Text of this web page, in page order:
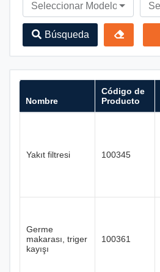
Seleccionar Modelo de
Búsqueda
Nombre
Código de
Producto
Yakıt filtresi 100345
Germe
makarası, triger
kayışı
100361